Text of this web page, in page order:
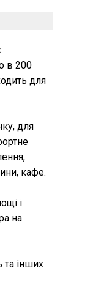
в 200
для
для
кафе.
і
на
та інших